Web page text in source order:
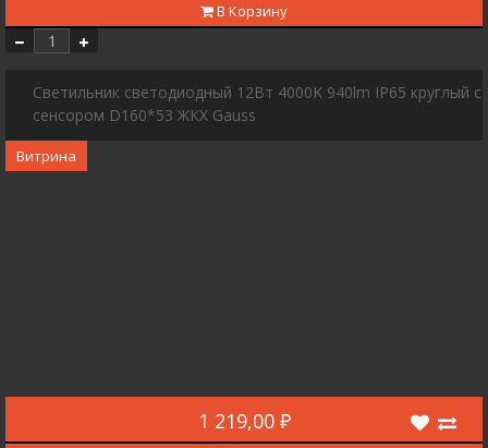
В Корзину
Cветильник светодиодный 12Вт 4000K 940lm IP65 круглый c
сенсором D160*53 ЖКХ Gauss
Витрина
1 219,00 ₽